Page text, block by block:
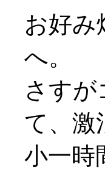
お好み
へ。
さす
て、激
小一時